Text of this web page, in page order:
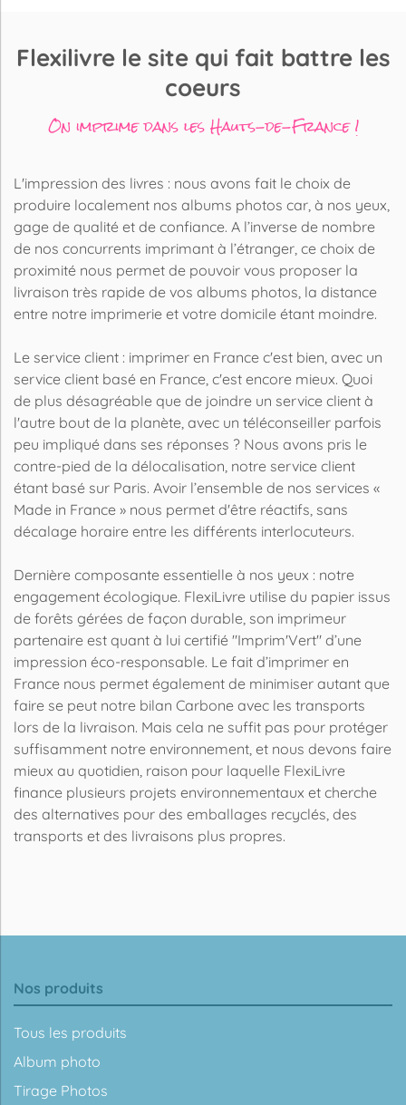
Flexilivre le site qui fait battre les
coeurs
On imprime dans les Hauts-de-France !
L'impression des livres : nous avons fait le choix de
produire localement nos albums photos car, à nos yeux,
gage de qualité et de confiance. A l’inverse de nombre
de nos concurrents imprimant à l’étranger, ce choix de
proximité nous permet de pouvoir vous proposer la
livraison très rapide de vos albums photos, la distance
entre notre imprimerie et votre domicile étant moindre.
Le service client : imprimer en France c'est bien, avec un
service client basé en France, c'est encore mieux. Quoi
de plus désagréable que de joindre un service client à
l'autre bout de la planète, avec un téléconseiller parfois
peu impliqué dans ses réponses ? Nous avons pris le
contre-pied de la délocalisation, notre service client
étant basé sur Paris. Avoir l’ensemble de nos services «
Made in France » nous permet d'être réactifs, sans
décalage horaire entre les différents interlocuteurs.
Dernière composante essentielle à nos yeux : notre
engagement écologique. FlexiLivre utilise du papier issus
de forêts gérées de façon durable, son imprimeur
partenaire est quant à lui certifié "Imprim'Vert" d’une
impression éco-responsable. Le fait d’imprimer en
France nous permet également de minimiser autant que
faire se peut notre bilan Carbone avec les transports
lors de la livraison. Mais cela ne suffit pas pour protéger
suffisamment notre environnement, et nous devons faire
mieux au quotidien, raison pour laquelle FlexiLivre
finance plusieurs projets environnementaux et cherche
des alternatives pour des emballages recyclés, des
transports et des livraisons plus propres.
Nos produits
Tous les produits
Album photo
Tirage Photos